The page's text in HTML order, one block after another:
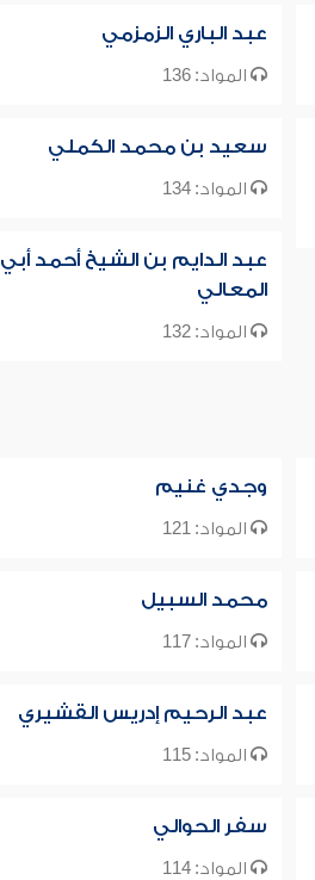
عبد الباري الزمزمي
المواد: 136
سعيد بن محمد الكملي
المواد: 134
عبد الدايم بن الشيخ أحمد أبي
المعالي
المواد: 132
وجدي غنيم
المواد: 121
محمد السبيل
المواد: 117
عبد الرحيم إدريس القشيري
المواد: 115
سفر الحوالي
المواد: 114